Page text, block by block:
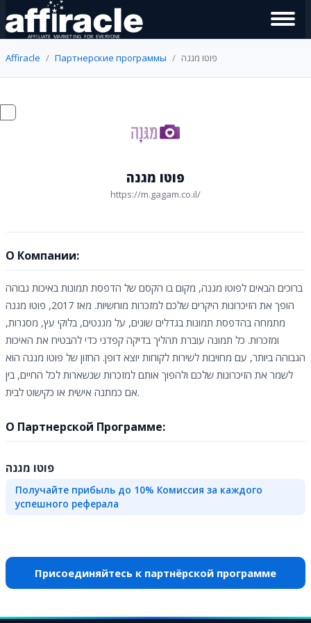
Affiracle Партнерские программы פוטו מגנה
פוטו מגנה
https://m.gagam.co.il/
О Компании:
ברוכים הבאים לפוטו מגנה, מקום בו הקסם של הדפסת תמונות באיכות גבוהה
הופך את הזיכרונות היקרים שלכם למזכרות מוחשיות. מאז 2017, פוטו מגנה
מתמחה בהדפסת תמונות בגדלים שונים, על מגנטים, בלוקי עץ, מסגרות,
ומזכרות. כל תמונה עוברת תהליך בדיקה קפדני כדי להבטיח את האיכות
הגבוהה ביותר, עם מחויבות לשירות לקוחות יוצא דופן. החזון של פוטו מגנה הוא
לשמר את הזיכרונות שלכם ולהפוך אותם למזכרות שנשארות לכל החיים, בין
אם כמתנה אישית או כקישוט לבית.
О Партнерской Программе:
פוטו מגנה
Получайте прибыль до 10% Комиссия за каждого
успешного реферала
Присоединяйтесь к партнёрской программе